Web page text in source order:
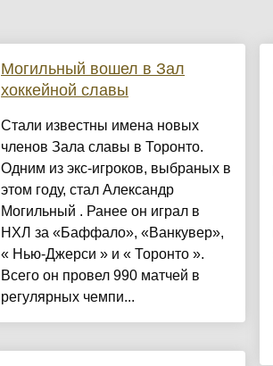
Могильный вошел в Зал
хоккейной славы
Стали известны имена новых
членов Зала славы в Торонто.
Одним из экс-игроков, выбраных в
этом году, стал Александр
Могильный . Ранее он играл в
НХЛ за «Баффало», «Ванкувер»,
« Нью-Джерси » и « Торонто ».
Всего он провел 990 матчей в
регулярных чемпи...